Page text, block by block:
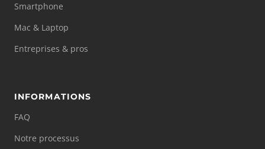
Smartphone
Mac & Laptop
Entreprises & pros
INFORMATIONS
FAQ
Notre processus